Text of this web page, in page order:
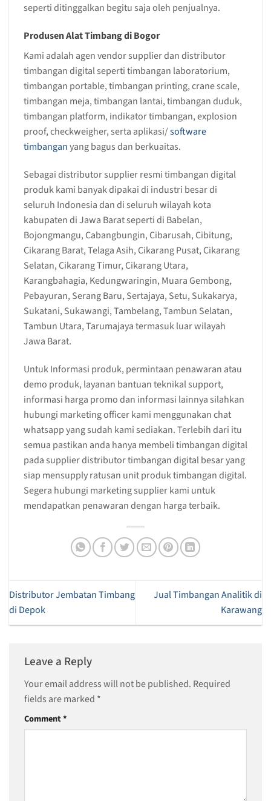
seperti ditinggalkan begitu saja oleh penjualnya.
Produsen Alat Timbang di Bogor
Kami adalah agen vendor supplier dan distributor
timbangan digital seperti timbangan laboratorium,
timbangan portable, timbangan printing, crane scale,
timbangan meja, timbangan lantai, timbangan duduk,
timbangan platform, indikator timbangan, explosion
proof, checkweigher, serta aplikasi/software
timbanganyang bagus dan berkuaitas.
Sebagai distributor supplier resmi timbangan digital
produk kami banyak dipakai di industri besar di
seluruh Indonesia dan di seluruh wilayah kota
kabupaten di Jawa Barat seperti di Babelan,
Bojongmangu, Cabangbungin, Cibarusah, Cibitung,
Cikarang Barat, Telaga Asih, Cikarang Pusat, Cikarang
Selatan, Cikarang Timur, Cikarang Utara,
Karangbahagia, Kedungwaringin, Muara Gembong,
Pebayuran, Serang Baru, Sertajaya, Setu, Sukakarya,
Sukatani, Sukawangi, Tambelang, Tambun Selatan,
Tambun Utara, Tarumajaya termasuk luar wilayah
Jawa Barat.
Untuk Informasi produk, permintaan penawaran atau
demo produk, layanan bantuan teknikal support,
informasi harga promo dan informasi lainnya silahkan
hubungi marketing officer kami menggunakan chat
whatsapp yang sudah kami sediakan. Terlebih dari itu
semua pastikan anda hanya membeli timbangan digital
pada supplier distributor timbangan digital besar yang
siap mensupply ratusan unit produk timbangan digital.
Segera hubungi marketing supplier kami untuk
mendapatkan penawaran dengan harga terbaik.
Distributor Jembatan Timbang
di Depok
Jual Timbangan Analitik di
Karawang
Leave a Reply
Your email address will not be published. Required
fields are marked *
Comment*